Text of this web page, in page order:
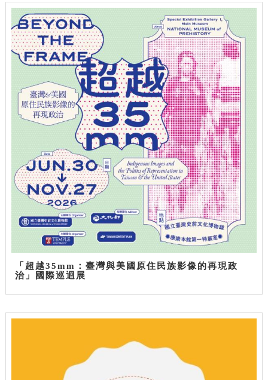
「超越35mm：臺灣與美國原住民族影像的再現政
治」國際巡迴展